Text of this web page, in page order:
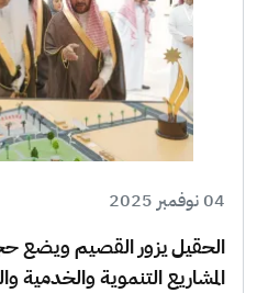
04 نوفمبر 2025
الحقيل يزور القصيم ويضع
المشاريع التنموية والخدمية